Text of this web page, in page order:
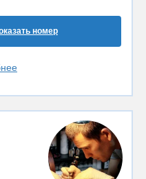
номер